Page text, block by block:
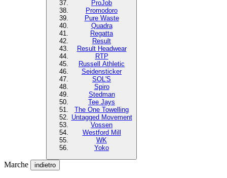
ProJob
Promodoro
Pure Waste
Quadra
Regatta
Result
Result Headwear
RTP
Russell Athletic
Seidensticker
SOL'S
Spiro
Stedman
Tee Jays
The One Towelling
Untagged Movement
Vossen
Westford Mill
WK
Yoko
Marche indietro